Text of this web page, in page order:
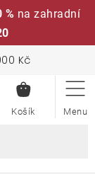
% na zahradní
Kč
KOŠÍK